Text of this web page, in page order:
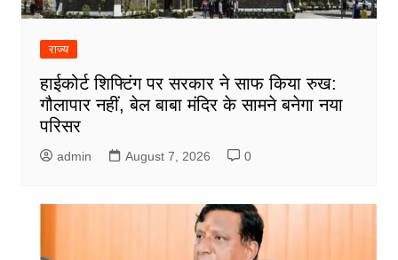
राज्य
हाईकोर्ट शिफ्टिंग पर सरकार ने साफ किया रुख:
गौलापार नहीं, बेल बाबा मंदिर के सामने बनेगा नया
परिसर
admin August 7, 2026 0